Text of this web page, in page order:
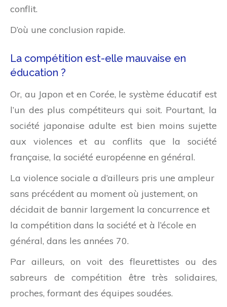
conflit.
D’où une conclusion rapide.
La compétition est-elle mauvaise en
éducation ?
Or, au Japon et en Corée, le système éducatif est
l’un des plus compétiteurs qui soit. Pourtant, la
société japonaise adulte est bien moins sujette
aux violences et au conflits que la société
française, la société européenne en général.
La violence sociale a d’ailleurs pris une ampleur
sans précédent au moment où justement, on
décidait de bannir largement la concurrence et
la compétition dans la société et à l’école en
général, dans les années 70.
Par ailleurs, on voit des fleurettistes ou des
sabreurs de compétition être très solidaires,
proches, formant des équipes soudées.